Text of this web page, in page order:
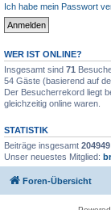
Ich habe mein Passwort
WER IST ONLINE?
Insgesamt sind 71
54 Gäste (basierend auf
Der Besucherrekord liegt
gleichzeitig online waren.
STATISTIK
Beiträge insgesamt 204949
Unser neuestes Mitglied:
Foren-Übersicht